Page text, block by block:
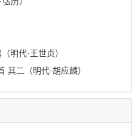
明代·王世贞）
其二（明代·胡应麟）